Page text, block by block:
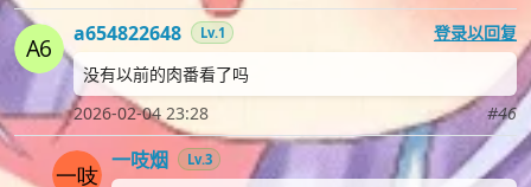
a654822648 Lv.1
登录以回复
没有以前的肉番看了吗
2026-02-04 23:28
#46
一吱烟 Lv.3